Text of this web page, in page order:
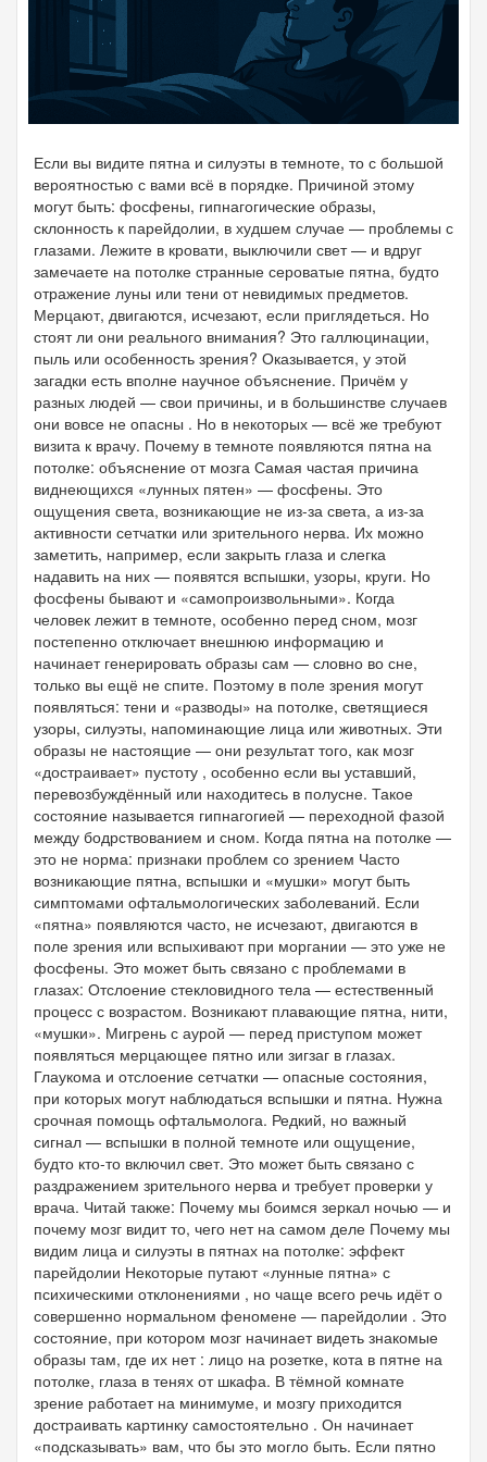
Если вы видите пятна и силуэты в темноте, то с большой
вероятностью с вами всё в порядке. Причиной этому
могут быть: фосфены, гипнагогические образы,
склонность к парейдолии, в худшем случае — проблемы с
глазами. Лежите в кровати, выключили свет — и вдруг
замечаете на потолке странные сероватые пятна, будто
отражение луны или тени от невидимых предметов.
Мерцают, двигаются, исчезают, если приглядеться. Но
стоят ли они реального внимания? Это галлюцинации,
пыль или особенность зрения? Оказывается, у этой
загадки есть вполне научное объяснение. Причём у
разных людей — свои причины, и в большинстве случаев
они вовсе не опасны . Но в некоторых — всё же требуют
визита к врачу. Почему в темноте появляются пятна на
потолке: объяснение от мозга Самая частая причина
виднеющихся «лунных пятен» — фосфены. Это
ощущения света, возникающие не из-за света, а из-за
активности сетчатки или зрительного нерва. Их можно
заметить, например, если закрыть глаза и слегка
надавить на них — появятся вспышки, узоры, круги. Но
фосфены бывают и «самопроизвольными». Когда
человек лежит в темноте, особенно перед сном, мозг
постепенно отключает внешнюю информацию и
начинает генерировать образы сам — словно во сне,
только вы ещё не спите. Поэтому в поле зрения могут
появляться: тени и «разводы» на потолке, светящиеся
узоры, силуэты, напоминающие лица или животных. Эти
образы не настоящие — они результат того, как мозг
«достраивает» пустоту , особенно если вы уставший,
перевозбуждённый или находитесь в полусне. Такое
состояние называется гипнагогией — переходной фазой
между бодрствованием и сном. Когда пятна на потолке —
это не норма: признаки проблем со зрением Часто
возникающие пятна, вспышки и «мушки» могут быть
симптомами офтальмологических заболеваний. Если
«пятна» появляются часто, не исчезают, двигаются в
поле зрения или вспыхивают при моргании — это уже не
фосфены. Это может быть связано с проблемами в
глазах: Отслоение стекловидного тела — естественный
процесс с возрастом. Возникают плавающие пятна, нити,
«мушки». Мигрень с аурой — перед приступом может
появляться мерцающее пятно или зигзаг в глазах.
Глаукома и отслоение сетчатки — опасные состояния,
при которых могут наблюдаться вспышки и пятна. Нужна
срочная помощь офтальмолога. Редкий, но важный
сигнал — вспышки в полной темноте или ощущение,
будто кто-то включил свет. Это может быть связано с
раздражением зрительного нерва и требует проверки у
врача. Читай также: Почему мы боимся зеркал ночью — и
почему мозг видит то, чего нет на самом деле Почему мы
видим лица и силуэты в пятнах на потолке: эффект
парейдолии Некоторые путают «лунные пятна» с
психическими отклонениями , но чаще всего речь идёт о
совершенно нормальном феномене — парейдолии . Это
состояние, при котором мозг начинает видеть знакомые
образы там, где их нет : лицо на розетке, кота в пятне на
потолке, глаза в тенях от шкафа. В тёмной комнате
зрение работает на минимуме, и мозгу приходится
достраивать картинку самостоятельно . Он начинает
«подсказывать» вам, что бы это могло быть. Если пятно